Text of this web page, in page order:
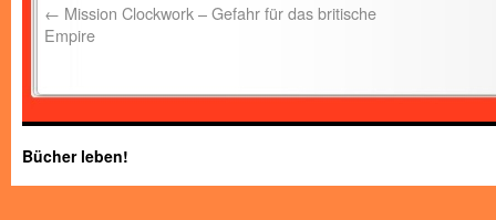
← Mission Clockwork – Gefahr für das britische
Empire
Bücher leben!